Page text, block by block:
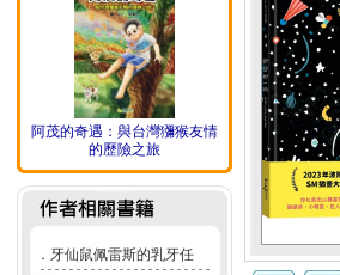
阿茂的奇遇：與台灣獼猴友情
的歷險之旅
． 牙仙鼠佩雷斯的乳牙任